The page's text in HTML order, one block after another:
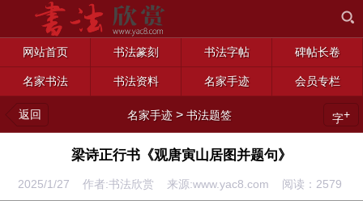
网站首页 书法篆刻 书法字帖 碑帖长卷
名家书法 书法资料 名家手迹 会员专栏
返回 名家手迹 >书法题签 字+
梁诗正行书《观唐寅山居图并题句》
2025/1/27 作者:书法欣赏 来源:www.yac8.com 阅读： 2579